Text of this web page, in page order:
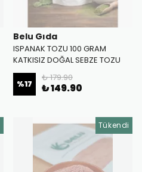
Belu Gıda
ISPANAK TOZU 100 GRAM
KATKISIZ DOĞAL SEBZE TOZU
%17
₺ 179.90
₺ 149.90
Tükendi